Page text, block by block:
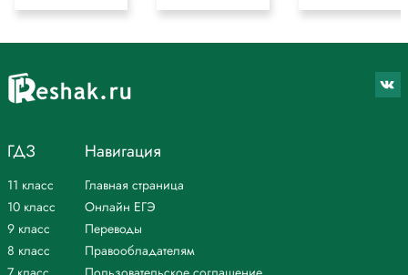
ГДЗ
11 класс
10 класс
9 класс
8 класс
Навигация
Главная страница
Онлайн ЕГЭ
Переводы
Правообладателям